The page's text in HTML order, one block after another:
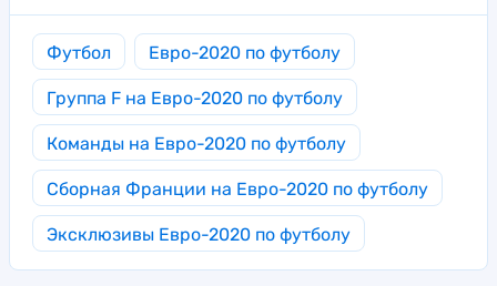
Футбол Евро-2020 по футболу
Группа F на Евро-2020 по футболу
Команды на Евро-2020 по футболу
Сборная Франции на Евро-2020 по футболу
Эксклюзивы Евро-2020 по футболу